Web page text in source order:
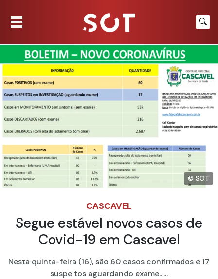
© SOT
CASCAVEL
Segue estável novos casos de
Covid-19 em Cascavel
Nesta quinta-feira (16), são 60 casos confirmados e 17
suspeitos aguardando exame......